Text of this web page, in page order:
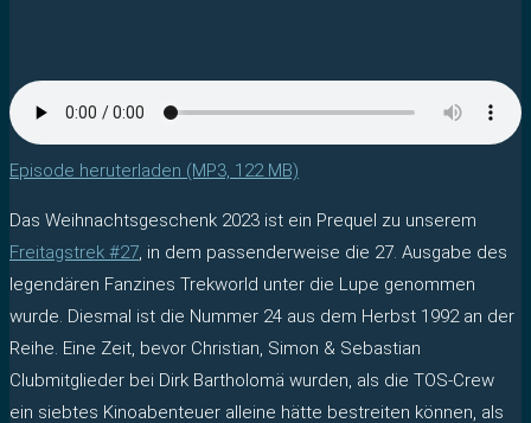
Episode heruterladen (MP3, 122 MB)
Das Weihnachtsgeschenk 2023 ist ein Prequel zu unserem
Freitagstrek #27, in dem passenderweise die 27. Ausgabe des
legendären Fanzines Trekworld unter die Lupe genommen
wurde. Diesmal ist die Nummer 24 aus dem Herbst 1992 an der
Reihe. Eine Zeit, bevor Christian, Simon & Sebastian
Clubmitglieder bei Dirk Bartholomä wurden, als die TOS-Crew
ein siebtes Kinoabenteuer alleine hätte bestreiten können, als